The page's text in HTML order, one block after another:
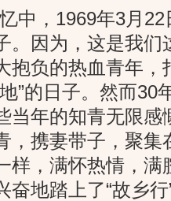
，1969年3月22
。因为，这是我们
抱负的热血青年
”的日子。然而30
当年的知青无限
，携妻带子，聚集
样，满怀热情，
奋地踏上了“故乡